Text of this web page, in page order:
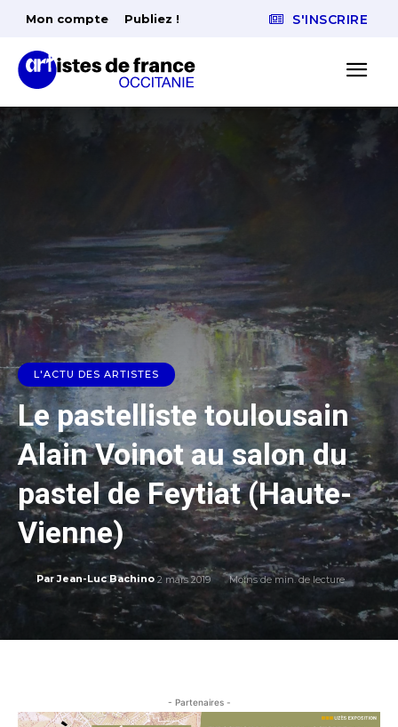
Mon compte Publiez ! S'INSCRIRE
L'ACTU DES ARTISTES
Le pastelliste toulousain
Alain Voinot au salon du
pastel de Feytiat (Haute-
Vienne)
Par Jean-Luc Bachino 2 mars 2019 Moins demin. de lecture
- Partenaires -